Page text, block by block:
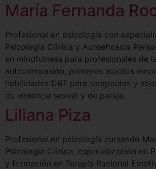
María Fernanda
Profesional en psicología con
Psicología Clínica y Autoeficacia
en mindfulness para profesionales de
autocompasión, primeros auxilios
habilidades DBT para terapeutas y
de violencia sexual y de pareja.
Liliana Piza
Profesional en psicología cursando
Psicología Clínica, especialización en
y formación en Terapia Racional